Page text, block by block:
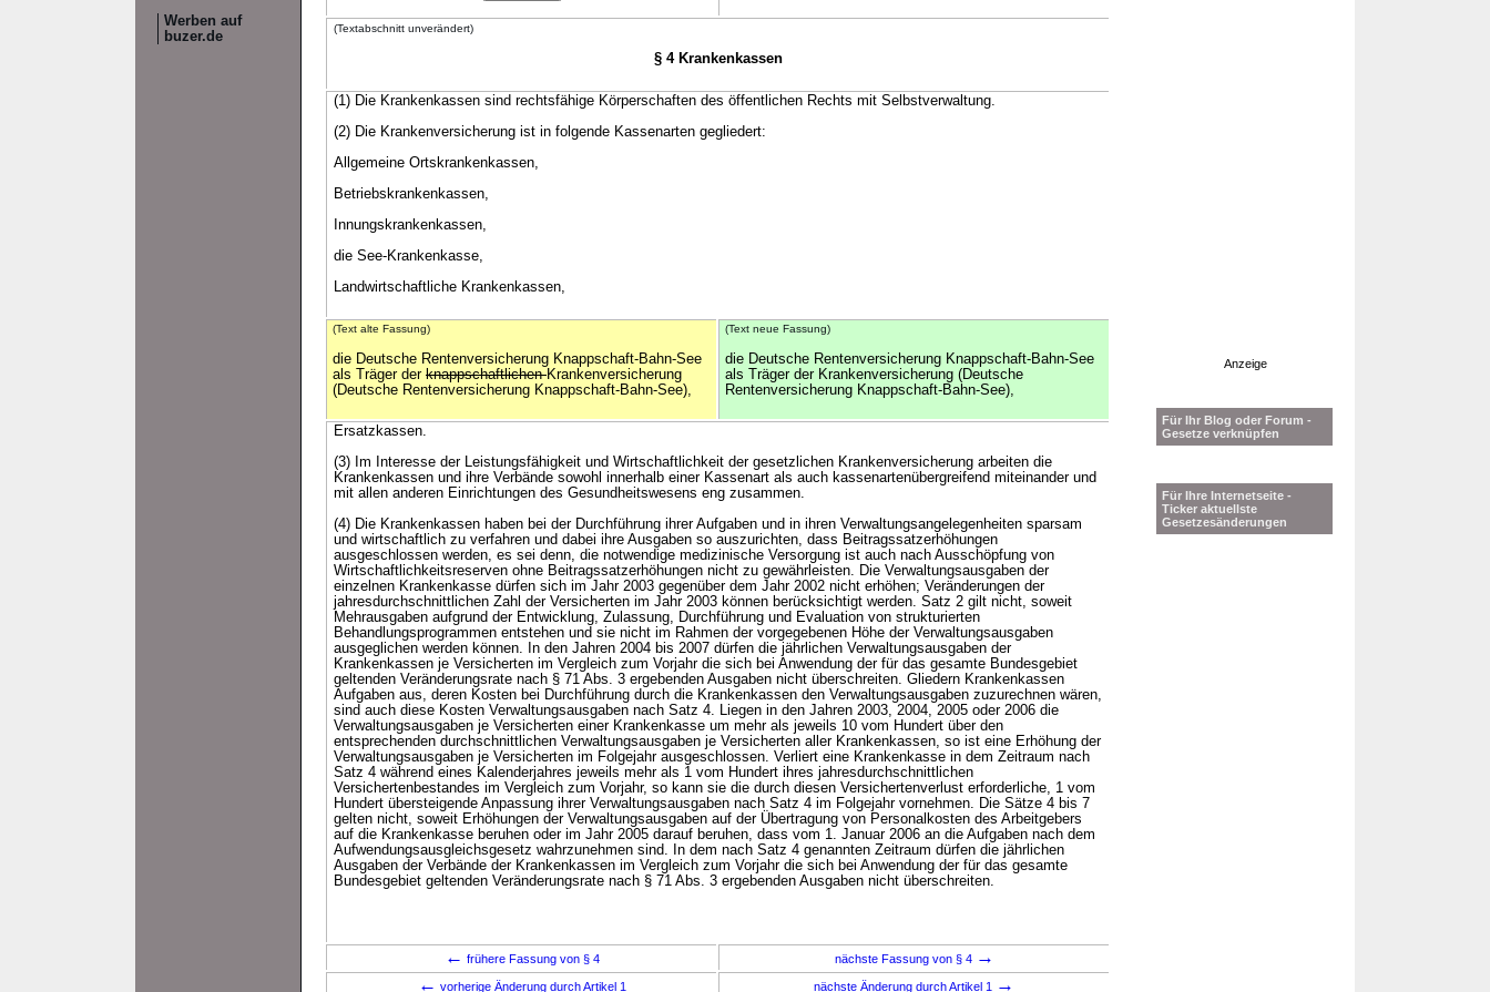
Werben auf
buzer.de
(Textabschnitt unverändert)
§ 4 Krankenkassen
(1) Die Krankenkassen sind rechtsfähige Körperschaften des öffentlichen Rechts mit Selbstverwaltung.
(2) Die Krankenversicherung ist in folgende Kassenarten gegliedert:
Allgemeine Ortskrankenkassen,
Betriebskrankenkassen,
Innungskrankenkassen,
die See-Krankenkasse,
Landwirtschaftliche Krankenkassen,
(Text alte Fassung)
die Deutsche Rentenversicherung Knappschaft-Bahn-See
als Träger der knappschaftlichenKrankenversicherung
(Deutsche Rentenversicherung Knappschaft-Bahn-See),
(Text neue Fassung)
die Deutsche Rentenversicherung Knappschaft-Bahn-See
als Träger der Krankenversicherung (Deutsche
Rentenversicherung Knappschaft-Bahn-See),
Ersatzkassen.
(3) Im Interesse der Leistungsfähigkeit und Wirtschaftlichkeit der gesetzlichen Krankenversicherung arbeiten die
Krankenkassen und ihre Verbände sowohl innerhalb einer Kassenart als auch kassenartenübergreifend miteinander und
mit allen anderen Einrichtungen des Gesundheitswesens eng zusammen.
(4) Die Krankenkassen haben bei der Durchführung ihrer Aufgaben und in ihren Verwaltungsangelegenheiten sparsam
und wirtschaftlich zu verfahren und dabei ihre Ausgaben so auszurichten, dass Beitragssatzerhöhungen
ausgeschlossen werden, es sei denn, die notwendige medizinische Versorgung ist auch nach Ausschöpfung von
Wirtschaftlichkeitsreserven ohne Beitragssatzerhöhungen nicht zu gewährleisten. Die Verwaltungsausgaben der
einzelnen Krankenkasse dürfen sich im Jahr 2003 gegenüber dem Jahr 2002 nicht erhöhen; Veränderungen der
jahresdurchschnittlichen Zahl der Versicherten im Jahr 2003 können berücksichtigt werden. Satz 2 gilt nicht, soweit
Mehrausgaben aufgrund der Entwicklung, Zulassung, Durchführung und Evaluation von strukturierten
Behandlungsprogrammen entstehen und sie nicht im Rahmen der vorgegebenen Höhe der Verwaltungsausgaben
ausgeglichen werden können. In den Jahren 2004 bis 2007 dürfen die jährlichen Verwaltungsausgaben der
Krankenkassen je Versicherten im Vergleich zum Vorjahr die sich bei Anwendung der für das gesamte Bundesgebiet
geltenden Veränderungsrate nach § 71 Abs. 3 ergebenden Ausgaben nicht überschreiten. Gliedern Krankenkassen
Aufgaben aus, deren Kosten bei Durchführung durch die Krankenkassen den Verwaltungsausgaben zuzurechnen wären,
sind auch diese Kosten Verwaltungsausgaben nach Satz 4. Liegen in den Jahren 2003, 2004, 2005 oder 2006 die
Verwaltungsausgaben je Versicherten einer Krankenkasse um mehr als jeweils 10 vom Hundert über den
entsprechenden durchschnittlichen Verwaltungsausgaben je Versicherten aller Krankenkassen, so ist eine Erhöhung der
Verwaltungsausgaben je Versicherten im Folgejahr ausgeschlossen. Verliert eine Krankenkasse in dem Zeitraum nach
Satz 4 während eines Kalenderjahres jeweils mehr als 1 vom Hundert ihres jahresdurchschnittlichen
Versichertenbestandes im Vergleich zum Vorjahr, so kann sie die durch diesen Versichertenverlust erforderliche, 1 vom
Hundert übersteigende Anpassung ihrer Verwaltungsausgaben nach Satz 4 im Folgejahr vornehmen. Die Sätze 4 bis 7
gelten nicht, soweit Erhöhungen der Verwaltungsausgaben auf der Übertragung von Personalkosten des Arbeitgebers
auf die Krankenkasse beruhen oder im Jahr 2005 darauf beruhen, dass vom 1. Januar 2006 an die Aufgaben nach dem
Aufwendungsausgleichsgesetz wahrzunehmen sind. In dem nach Satz 4 genannten Zeitraum dürfen die jährlichen
Ausgaben der Verbände der Krankenkassen im Vergleich zum Vorjahr die sich bei Anwendung der für das gesamte
Bundesgebiet geltenden Veränderungsrate nach § 71 Abs. 3 ergebenden Ausgaben nicht überschreiten.
← frühere Fassung von § 4 nächste Fassung von § 4 →
← vorherige Änderung durch Artikel 1 nächste Änderung durch Artikel 1 →
Anzeige
Für Ihr Blog oder Forum -
Gesetze verknüpfen
Für Ihre Internetseite -
Ticker aktuellste
Gesetzesänderungen